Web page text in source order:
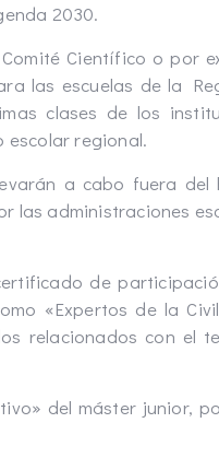
2030.
Científico o por
las escuelas de la
clases de los
escolar regional.
a cabo fuera del
las administraciones
de
«Expertos de la
relacionados con el
del máster junior,